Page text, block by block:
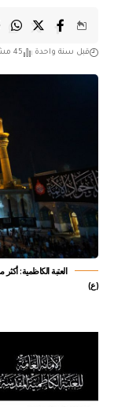
قبل سنة واحدة 45 مشاهدات
(ع)